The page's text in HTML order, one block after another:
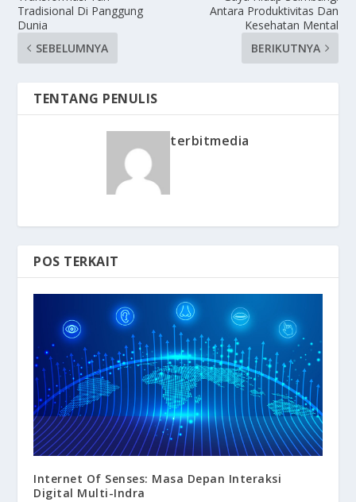
Tradisional Di Panggung
Dunia
SEBELUMNYA
Antara Produktivitas Dan
Kesehatan Mental
BERIKUTNYA
TENTANG PENULIS
terbitmedia
POS TERKAIT
Internet Of Senses: Masa Depan Interaksi
Digital Multi-Indra